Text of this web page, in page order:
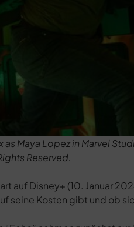
as Maya Lopez in Marvel
Reserved.
auf Disney+ (10. Januar
seine Kosten gibt und ob